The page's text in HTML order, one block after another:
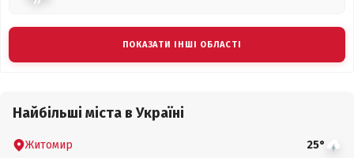
ПОКАЗАТИ ІНШІ ОБЛАСТІ
Найбільші міста в Україні
Житомир 25°